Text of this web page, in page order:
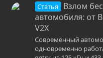
Статья
Взлом
автомобиля: от
V2X
Современный
одновременно